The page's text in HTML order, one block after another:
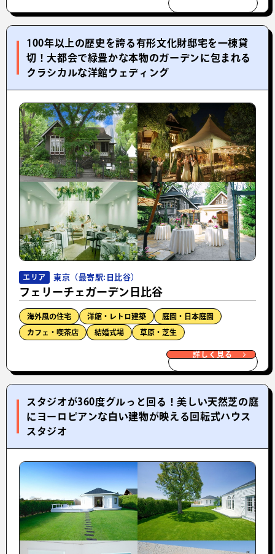
100年以上の歴史を誇る有形文化財邸宅を一棟貸
切！大都会で緑豊かな本物のガーデンに包まれる
クラシカルな洋館ウェディング
エリア 東京（最寄駅:日比谷）
フェリーチェガーデン日比谷
海外風の住宅 洋館・レトロ建築 庭園・日本庭園
カフェ・喫茶店 結婚式場 草原・芝生
詳しく見る
スタジオが360度グルっと回る！美しい天然芝の庭
にヨーロピアンな白い建物が映える回転式ハウス
スタジオ